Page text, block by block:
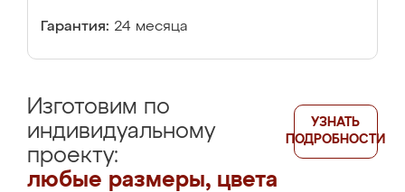
Гарантия: 24 месяца
Изготовим по
индивидуальному
проекту:
любые размеры, цвета
УЗНАТЬ
ПОДРОБНОСТИ